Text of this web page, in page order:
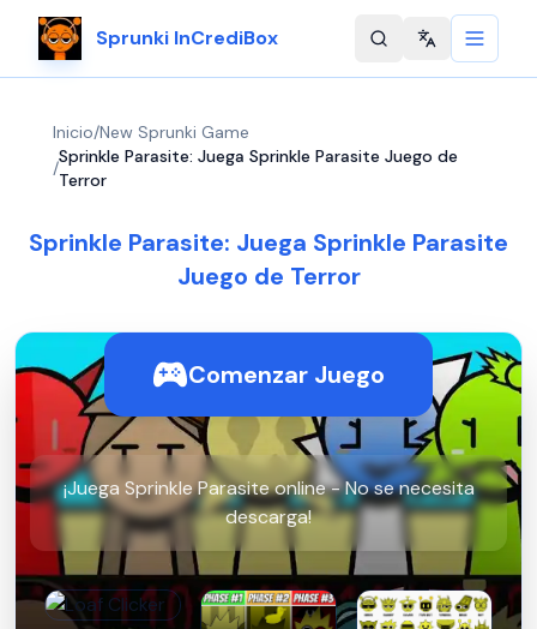
Sprunki InCrediBox Change
Inicio/New Sprunki Game
/
Sprinkle Parasite: Juega Sprinkle Parasite Juego de
Terror
Sprinkle Parasite: Juega Sprinkle Parasite
Juego de Terror
Comenzar Juego
¡Juega Sprinkle Parasite online - No se necesita
descarga!